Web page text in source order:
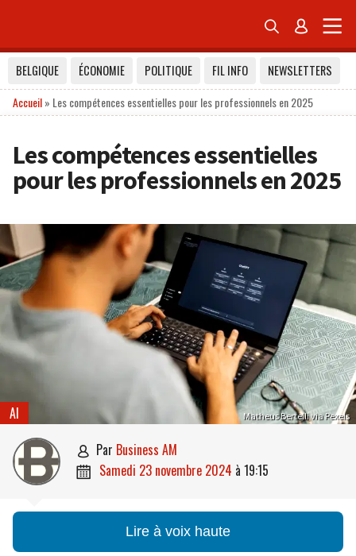
 
BELGIQUE ÉCONOMIE POLITIQUE FIL INFO
NEWSLETTERS
Accueil» Les compétences essentielles pour les professionnels en 2025
Les compétences essentielles
pour les professionnels en 2025
Matheus Bertelli via Pexels
AI
 par Business AM
 samedi 23 novembre 2024 à 19:15
Lire à voix haute